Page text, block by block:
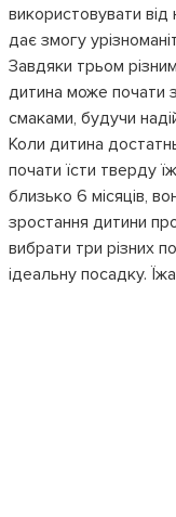
використовувати
дає змогу
Завдяки трьом
дитина може почати
смаками, будучи
Коли дитина
почати їсти тверду
близько 6 місяців,
зростання дитини
вибрати три різних
ідеальну посадку.